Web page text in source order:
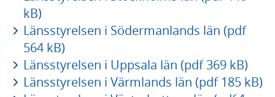
kB)
Länsstyrelsen i Södermanlands län (pdf
564 kB)
Länsstyrelsen i Uppsala län (pdf 369 kB)
Länsstyrelsen i Värmlands län (pdf 185 kB)